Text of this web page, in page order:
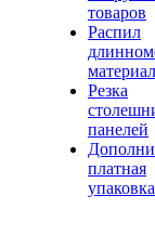
товаров
Распил
Резка
панелей
платная
упаковка